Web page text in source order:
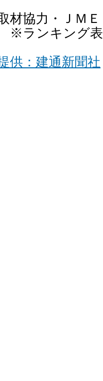
材協力・ＪＭＥ
※ランキング表
供：建通新聞社